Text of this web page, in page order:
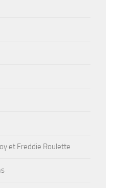
et Freddie Roulette